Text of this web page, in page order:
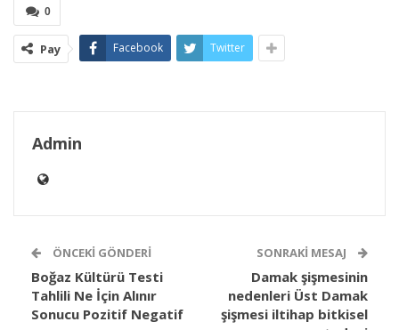
0
Pay Facebook Twitter
Admin
ÖNCEKI GÖNDERI
Boğaz Kültürü Testi
Tahlili Ne İçin Alınır
Sonucu Pozitif Negatif
SONRAKI MESAJ
Damak şişmesinin
nedenleri Üst Damak
şişmesi iltihap bitkisel